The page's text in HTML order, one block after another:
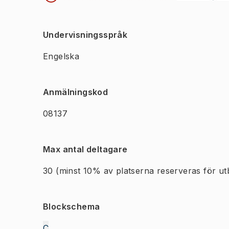
Undervisningsspråk
Engelska
Anmälningskod
08137
Max antal deltagare
30 (minst 10% av platserna reserveras för
Blockschema